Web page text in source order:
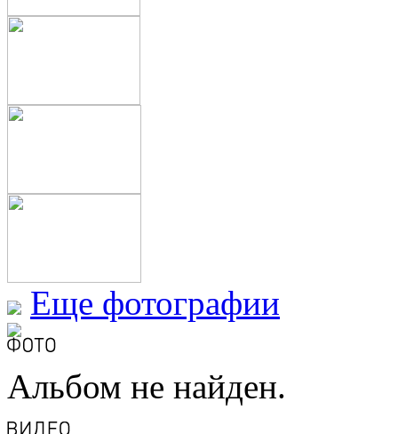
Еще фотографии
Альбом не найден.